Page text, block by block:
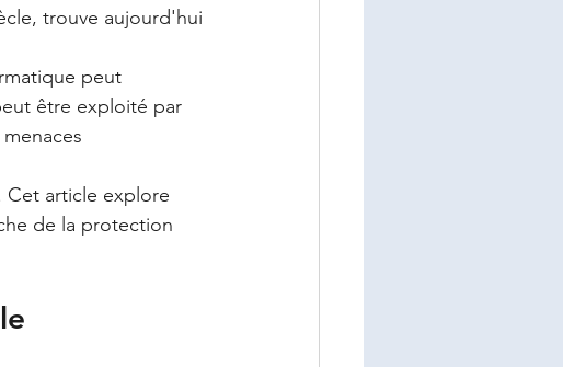
trouve aujourd'hui
peut
être exploité par
Cet article explore
de la protection